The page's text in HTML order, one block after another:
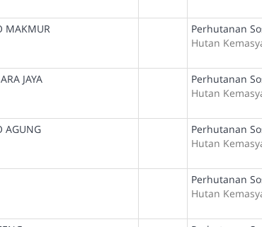
MAKMUR
Perhutanan
Hutan
JAYA
Perhutanan
Hutan
AGUNG
Perhutanan
Hutan
Perhutanan
Hutan